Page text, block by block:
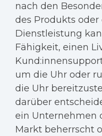
nach den
des Produkts oder
Dienstleistung
Fähigkeit, einen
um die Uhr oder
die Uhr
darüber
ein Unternehmen
Markt beherrscht